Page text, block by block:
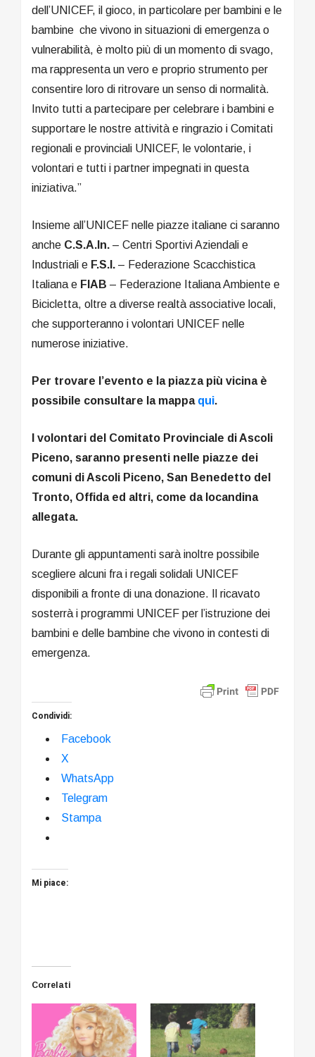
dell’UNICEF, il gioco, in particolare per bambini e le
bambine che vivono in situazioni di emergenza o
vulnerabilità, è molto più di un momento di svago,
ma rappresenta un vero e proprio strumento per
consentire loro di ritrovare un senso di normalità.
Invito tutti a partecipare per celebrare i bambini e
supportare le nostre attività e ringrazio i Comitati
regionali e provinciali UNICEF, le volontarie, i
volontari e tutti i partner impegnati in questa
iniziativa.”
Insieme all’UNICEF nelle piazze italiane ci saranno
anche C.S.A.In. – Centri Sportivi Aziendali e
Industriali e F.S.I. – Federazione Scacchistica
Italiana e FIAB – Federazione Italiana Ambiente e
Bicicletta, oltre a diverse realtà associative locali,
che supporteranno i volontari UNICEF nelle
numerose iniziative.
Per trovare l’evento e la piazza più vicina è
possibile consultare la mappa qui.
I volontari del Comitato Provinciale di Ascoli
Piceno, saranno presenti nelle piazze dei
comuni di Ascoli Piceno, San Benedetto del
Tronto, Offida ed altri, come da locandina
allegata.
Durante gli appuntamenti sarà inoltre possibile
scegliere alcuni fra i regali solidali UNICEF
disponibili a fronte di una donazione. Il ricavato
sosterrà i programmi UNICEF per l’istruzione dei
bambini e delle bambine che vivono in contesti di
emergenza.
Condividi:
Facebook
X
WhatsApp
Telegram
Stampa
Mi piace:
Correlati